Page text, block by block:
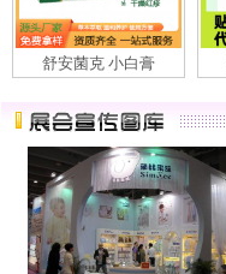
舒安菌克 小白膏